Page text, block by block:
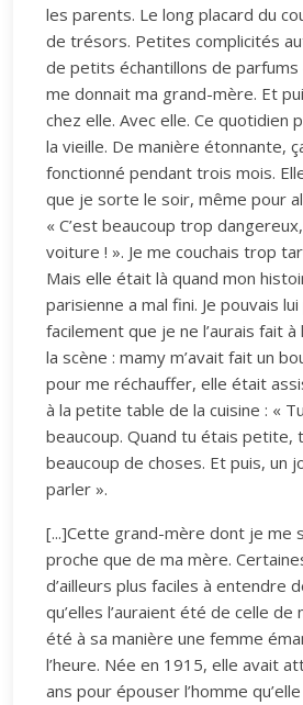
les parents. Le long placard du
de trésors. Petites complicités
de petits échantillons de
me donnait ma grand-mère. Et
chez elle. Avec elle. Ce quotidien
la vieille. De manière étonnante,
fonctionné pendant trois mois.
que je sorte le soir, même pour
« C’est beaucoup trop
voiture ! ». Je me couchais trop
Mais elle était là quand mon
parisienne a mal fini. Je pouvais
facilement que je ne l’aurais fait à
la scène : mamy m’avait fait un
pour me réchauffer, elle était
à la petite table de la cuisine : «
beaucoup. Quand tu étais petite,
beaucoup de choses. Et puis, un
parler ».
[...]Cette grand-mère dont je me
proche que de ma mère.
d’ailleurs plus faciles à entendre
qu’elles l’auraient été de celle de
été à sa manière une femme
l’heure. Née en 1915, elle avait
ans pour épouser l’homme